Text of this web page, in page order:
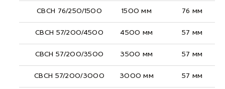
СВСН 76/250/1500 1500 мм 76 мм
СВСН 57/200/4500 4500 мм 57 мм
СВСН 57/200/3500 3500 мм 57 мм
СВСН 57/200/3000 3000 мм 57 мм